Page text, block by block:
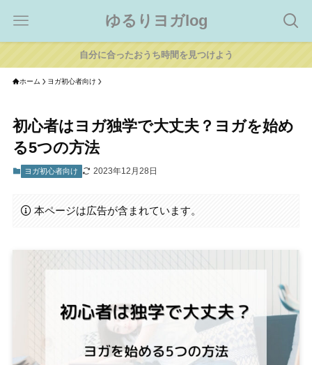
ゆるりヨガlog
自分に合ったおうち時間を見つけよう
ホーム ヨガ初心者向け
初心者はヨガ独学で大丈夫？ヨガを始め
る5つの方法
ヨガ初心者向け 2023年12月28日
本ページは広告が含まれています。